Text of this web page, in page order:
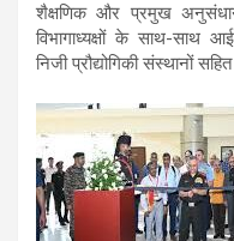
शैक्षणिक और प्रमुख
विभागाध्यक्षों के साथ-
निजी प्रौद्योगिकी संस्थानों